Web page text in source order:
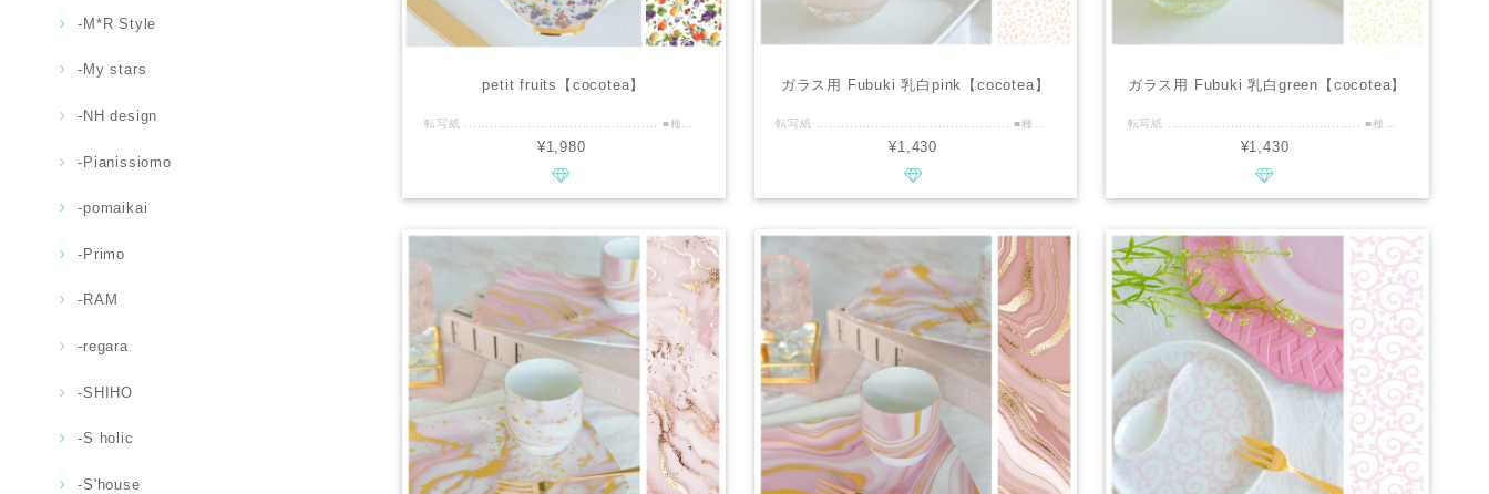
-M*R Style
-My stars
-NH design
-Pianissiomo
-pomaikai
-Primo
-RAM
-regara
-SHIHO
-S holic
-S'house
petit fruits【cocotea】
¥1,980
ガラス用 Fubuki 乳白pink【cocotea】
¥1,430
ガラス用 Fubuki 乳白green【cocotea】
¥1,430